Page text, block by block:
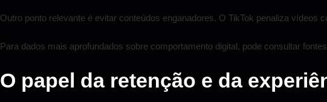
Outro ponto relevante é evitar conteúdos enganadores. O TikTok penaliza vídeos
Para dados mais aprofundados sobre comportamento digital, pode consultar
O papel da retenção e da